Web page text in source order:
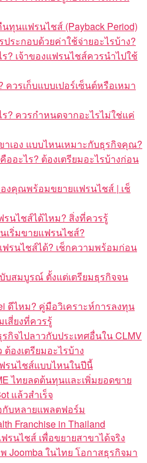
ทุนแฟรนไชส์ (Payback Period)
ระกอบด้วยค่าใช้จ่ายอะไรบ้าง?
ร? เจ้าของแฟรนไชส์ควรนำไปใช้
ควรเก็บแบบเปอร์เซ็นต์หรือเหมา
ร? ควรกำหนดจากอะไรไม่ใช่แค่
เอง แบบไหนเหมาะกับธุรกิจคุณ?
อะไร? ต้องเตรียมอะไรบ้างก่อน
คุณพร้อมขยายแฟรนไชส์ | เช็
รนไชส์ได้ไหม? สิ่งที่ควรรู้
เริ่มขายแฟรนไชส์?
รนไชส์ได้? เช็กความพร้อมก่อน
บสมบูรณ์ ตั้งแต่เตรียมธุรกิจจน
ดีไหม? คู่มือวิเคราะห์การลงทุน
สี่ยงที่ควรรู้
กิจไปลาวกับประเทศอื่นใน CLMV
องเตรียมอะไรบ้าง
รนไชส์แบบไหนในปีนี้
ไทยลดต้นทุนและเพิ่มยอดขาย
แล้วสำเร็จ
กับหลายแพลตฟอร์ม
Franchise in Thailand
รนไชส์ เพื่อขยายสาขาได้จริง
Joomba ในไทย โอกาสธุรกิจมา